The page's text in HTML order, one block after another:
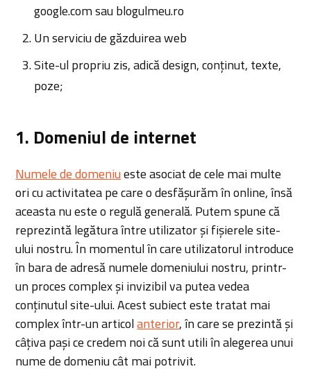
google.com sau blogulmeu.ro
Un serviciu de găzduirea web
Site-ul propriu zis, adică design, conținut, texte,
poze;
1. Domeniul de internet
Numele de domeniueste asociat de cele mai multe
ori cu activitatea pe care o desfășurăm în online, însă
aceasta nu este o regulă generală. Putem spune că
reprezintă legătura între utilizator și fișierele site-
ului nostru. În momentul în care utilizatorul introduce
în bara de adresă numele domeniului nostru, printr-
un proces complex și invizibil va putea vedea
conținutul site-ului. Acest subiect este tratat mai
complex într-un articolanterior, în care se prezintă și
câțiva pași ce credem noi că sunt utili în alegerea unui
nume de domeniu cât mai potrivit.